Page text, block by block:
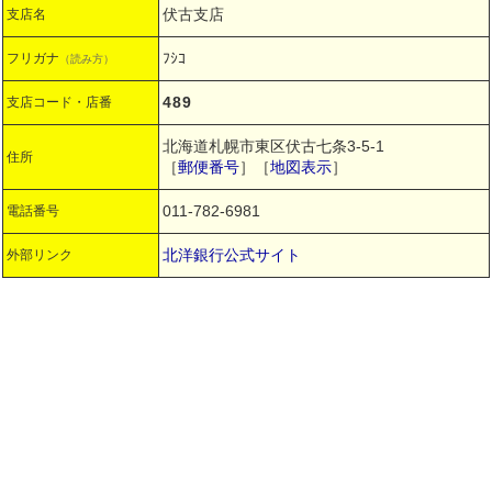
支店名 伏古支店
フリガナ （読み方） ﾌｼｺ
支店コード・店番 489
住所
北海道札幌市東区伏古七条3-5-1
［郵便番号］［地図表示］
電話番号 011-782-6981
外部リンク 北洋銀行公式サイト